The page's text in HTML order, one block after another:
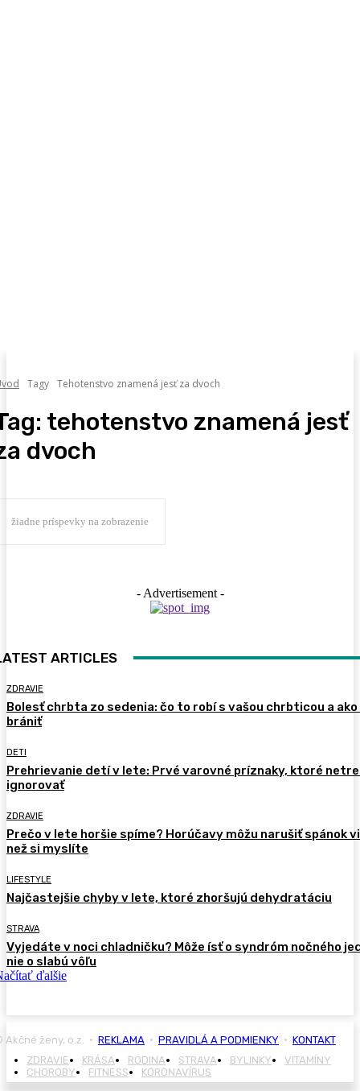
Tagy Tehotenstvo znamená jesť za dvoch
tehotenstvo znamená jesť
dvoch
žiadne príspevky na zobrazenie
- Advertisement -
ARTICLES
ZDRAVIE
Bolesť chrbta zo sedenia: čo to robí s vašou chrbticou a ako
brániť
DETI
Prehrievanie detí v lete: Prvé varovné príznaky, ktoré
ignorovať
ZDRAVIE
Prečo v lete horšie spíme? Horúčavy môžu narušiť spánok
než si myslíte
LIFESTYLE
Najčastejšie chyby v lete, ktoré zhoršujú dehydratáciu
STRAVA
Vyjedáte v noci chladničku? Môže ísť o syndróm nočného
nie o slabú vôľu
ďalšie
Akčné ženy, o.z. • REKLAMA • PRAVIDLÁ A PODMIENKY • KONTAKT
ZDRAVIE
KRÁSA RODINA STRAVA BYLINKY
VITAMÍNY
CHOROBY
FITNESS KORONAVÍRUS